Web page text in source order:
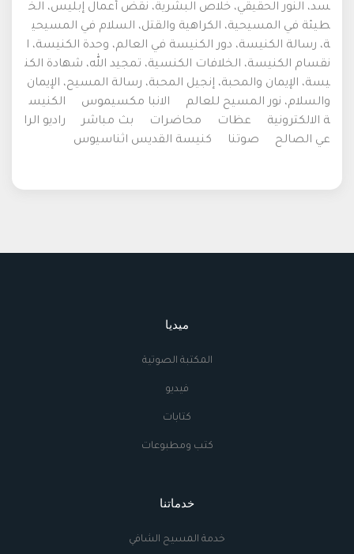
سد، النور الحقيقي، خلاص البشرية، نقض أعمال إبليس، الخ
طيئة في المسيحية، الكراهية والقتل، السلام في المسيحي
ة، رسالة الكنيسة، دور الكنيسة في العالم، وحدة الكنيسة، ا
نقسام الكنيسة، الخلافات الكنسية، تمجيد الله، شهادة الكن
يسة، الإيمان والمحبة، إنجيل المحبة، رسالة المسيح، الإيمان
والسلام، نور المسيح للعالم
الانبا مكسيموس
الكنيس
ة الالكترونية
عظات محاضرات بث مباشر
راديو الرا
عي الصالح
صوتنا كنيسة القديس اثناسيوس
ميديا
المكتبة الصوتية
فيديو
كتابات
كتب ومطبوعات
خدماتنا
خدمة المسيح الشافي